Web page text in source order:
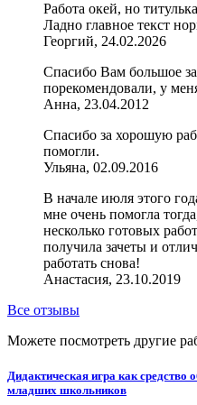
Работа окей, но
Ладно главное текст
Георгий, 24.02.2026
Спасибо Вам большое
порекомендовали, у
Анна, 23.04.2012
Спасибо за хорошую
помогли.
Ульяна, 02.09.2016
В начале июля этого
мне очень помогла
несколько готовых
получила зачеты и
работать снова!
Анастасия, 23.10.2019
Все отзывы
Можете посмотреть другие
Дидактическая игра как средство
младших школьников